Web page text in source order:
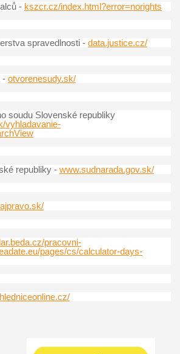
- kszcr.cz/index.html?error=norights
spravedlnosti - data.justice.cz/
- otvorenesudy.sk/
soudu Slovenské republiky
vyhladavanie-
republiky - www.sudnarada.gov.sk/
pracovni-
pages/cs/calculator-days-